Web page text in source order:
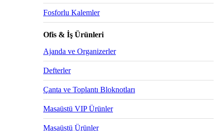
Fosforlu Kalemler
Ofis & İş Ürünleri
Ajanda ve Organizerler
Defterler
Çanta ve Toplantı Bloknotları
Masaüstü VIP Ürünler
Masaüstü Ürünler